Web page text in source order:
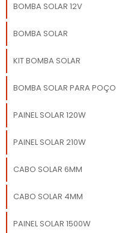
BOMBA SOLAR 12V
BOMBA SOLAR
KIT BOMBA SOLAR
BOMBA SOLAR PARA POÇO
PAINEL SOLAR 120W
PAINEL SOLAR 210W
CABO SOLAR 6MM
CABO SOLAR 4MM
PAINEL SOLAR 1500W